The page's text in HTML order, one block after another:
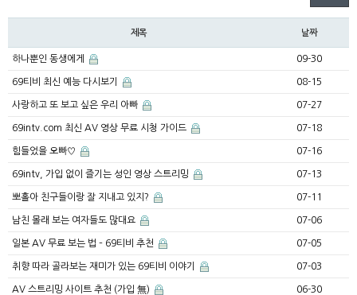
제목 날짜
하나뿐인 동생에게 09-30
69티비 최신 예능 다시보기 08-15
사랑하고 또 보고 싶은 우리 아빠 07-27
69intv.com 최신 AV 영상 무료 시청 가이드 07-18
힘들었을 오빠♡ 07-16
69intv, 가입 없이 즐기는 성인 영상 스트리밍 07-13
뽀홀아 친구들이랑 잘 지내고 있지? 07-11
남친 몰래 보는 여자들도 많대요 07-06
일본 AV 무료 보는 법 – 69티비 추천 07-05
취향 따라 골라보는 재미가 있는 69티비 이야기 07-03
AV 스트리밍 사이트 추천 (가입 無) 06-30